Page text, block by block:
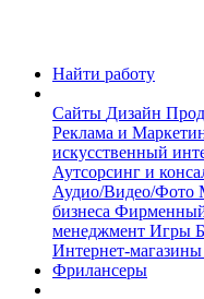
Найти работу
Сайты Дизайн
Реклама и
искусственный
Аутсорсинг и
Аудио/Видео/Фото
бизнеса
менеджмент Игры
Интернет-магазины
Фрилансеры